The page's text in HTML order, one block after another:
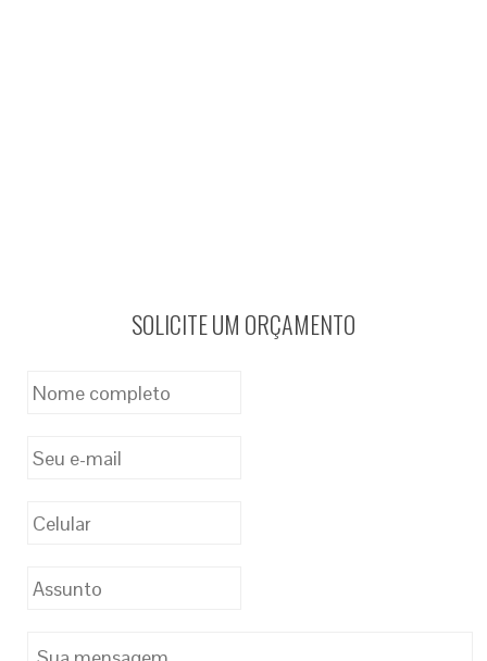
SOLICITE UM ORÇAMENTO